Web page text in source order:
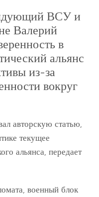
ВСУ и
Валерий
в
альянс
из-за
вокруг
авторскую статью,
текущее
альянса, передает
военный блок